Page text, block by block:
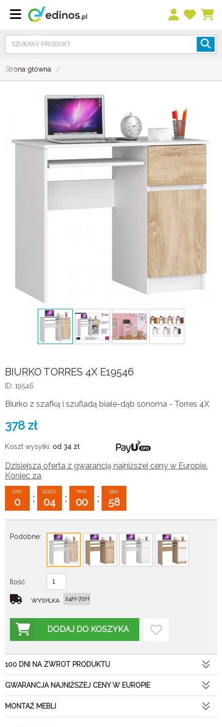
Strona główna
BIURKO TORRES 4X E19546
ID: 19546
Biurko z szafką i szufladą białe-dąb sonoma - Torres 4X
378 zł
Koszt wysyłki: od 34 zł
Dzisiejsza oferta z gwarancją najniższej ceny w Europie.
Koniec za:
DNI:
0 :
GODZ:
04 :
MIN:
00 :
SEK:
57
Podobne:
Ilość
WYSYŁKA 24H-72H
DODAJ DO KOSZYKA
100 DNI NA ZWROT PRODUKTU
GWARANCJA NAJNIŻSZEJ CENY W EUROPIE
MONTAŻ MEBLI